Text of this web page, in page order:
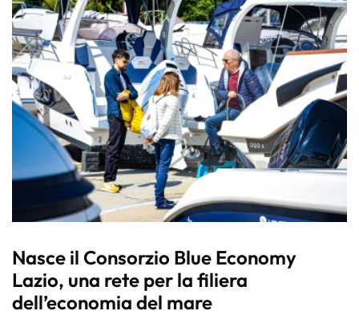
Nasce il Consorzio Blue Economy
Lazio, una rete per la filiera
dell’economia del mare